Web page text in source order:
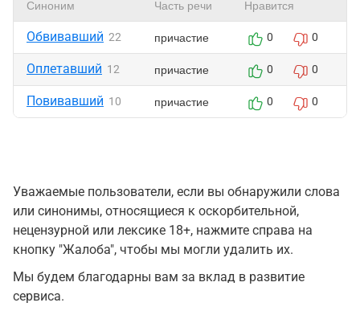
Синоним Часть речи Нравится
Обвивавший 22 причастие 0 0
Оплетавший 12 причастие 0 0
Повивавший 10 причастие 0 0
Уважаемые пользователи, если вы обнаружили слова
или синонимы, относящиеся к оскорбительной,
нецензурной или лексике 18+, нажмите справа на
кнопку "Жалоба", чтобы мы могли удалить их.
Мы будем благодарны вам за вклад в развитие
сервиса.